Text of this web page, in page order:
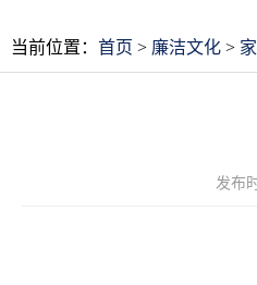
当前位置： 首页 > 廉洁文化 >
发布